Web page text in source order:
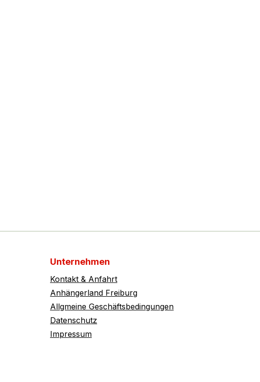
Unternehmen
Kontakt & Anfahrt
Anhängerland Freiburg
Allgmeine Geschäftsbedingungen
Datenschutz
Impressum